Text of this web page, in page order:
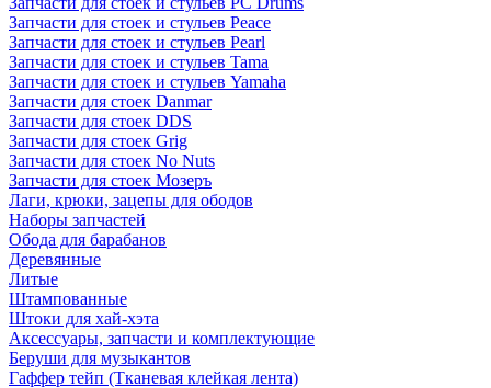
Запчасти для стоек и стульев Peace
Запчасти для стоек и стульев Pearl
Запчасти для стоек и стульев Tama
Запчасти для стоек и стульев Yamaha
Запчасти для стоек Danmar
Запчасти для стоек DDS
Запчасти для стоек Grig
Запчасти для стоек No Nuts
Запчасти для стоек Мозеръ
Лаги, крюки, зацепы для ободов
Наборы запчастей
Обода для барабанов
Деревянные
Литые
Штампованные
Штоки для хай-хэта
Аксессуары, запчасти и комплектующие
Беруши для музыкантов
Гаффер тейп (Тканевая клейкая лента)